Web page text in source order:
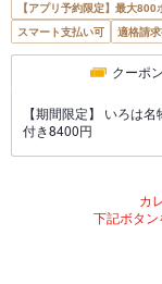
【アプリ予約限定】最大
スマート支払い可
適格請
クーポン
【期間限定】 いろは
付き8400円
カ
下記ボタン